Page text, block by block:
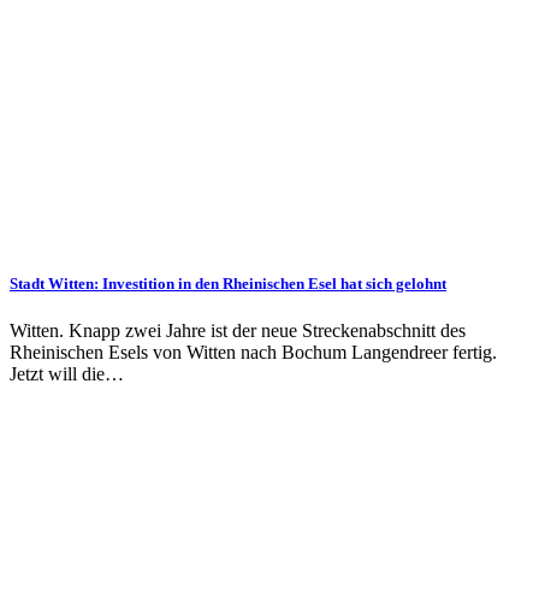
Stadt Witten: Investition in den Rheinischen Esel hat sich gelohnt
Witten. Knapp zwei Jahre ist der neue Streckenabschnitt des
Rheinischen Esels von Witten nach Bochum Langendreer fertig.
Jetzt will die…